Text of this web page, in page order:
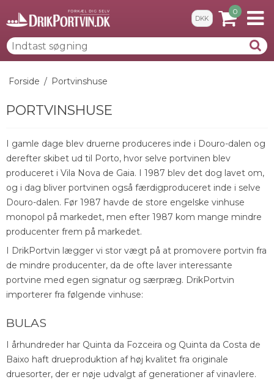
DKK
0
Forside / Portvinshuse
PORTVINSHUSE
I gamle dage blev druerne produceres inde i Douro-dalen og
derefter skibet ud til Porto, hvor selve portvinen blev
produceret i Vila Nova de Gaia. I 1987 blev det dog lavet om,
og i dag bliver portvinen også færdigproduceret inde i selve
Douro-dalen. Før 1987 havde de store engelske vinhuse
monopol på markedet, men efter 1987 kom mange mindre
producenter frem på markedet.
I DrikPortvin lægger vi stor vægt på at promovere portvin fra
de mindre producenter, da de ofte laver interessante
portvine med egen signatur og særpræg. DrikPortvin
importerer fra følgende vinhuse:
BULAS
I århundreder har Quinta da Fozceira og Quinta da Costa de
Baixo haft drueproduktion af høj kvalitet fra originale
druesorter, der er nøje udvalgt af generationer af vinavlere.